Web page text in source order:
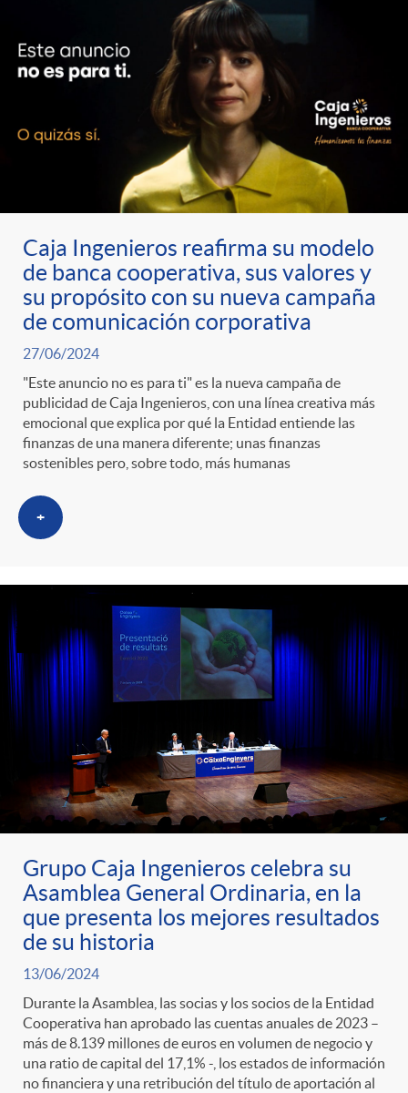
Caja Ingenieros reafirma su modelo
de banca cooperativa, sus valores y
su propósito con su nueva campaña
de comunicación corporativa
27/06/2024
"Este anuncio no es para ti" es la nueva campaña de
publicidad de Caja Ingenieros, con una línea creativa más
emocional que explica por qué la Entidad entiende las
finanzas de una manera diferente; unas finanzas
sostenibles pero, sobre todo, más humanas
+
Grupo Caja Ingenieros celebra su
Asamblea General Ordinaria, en la
que presenta los mejores resultados
de su historia
13/06/2024
Durante la Asamblea, las socias y los socios de la Entidad
Cooperativa han aprobado las cuentas anuales de 2023 –
más de 8.139 millones de euros en volumen de negocio y
una ratio de capital del 17,1% -, los estados de información
no financiera y una retribución del título de aportación al